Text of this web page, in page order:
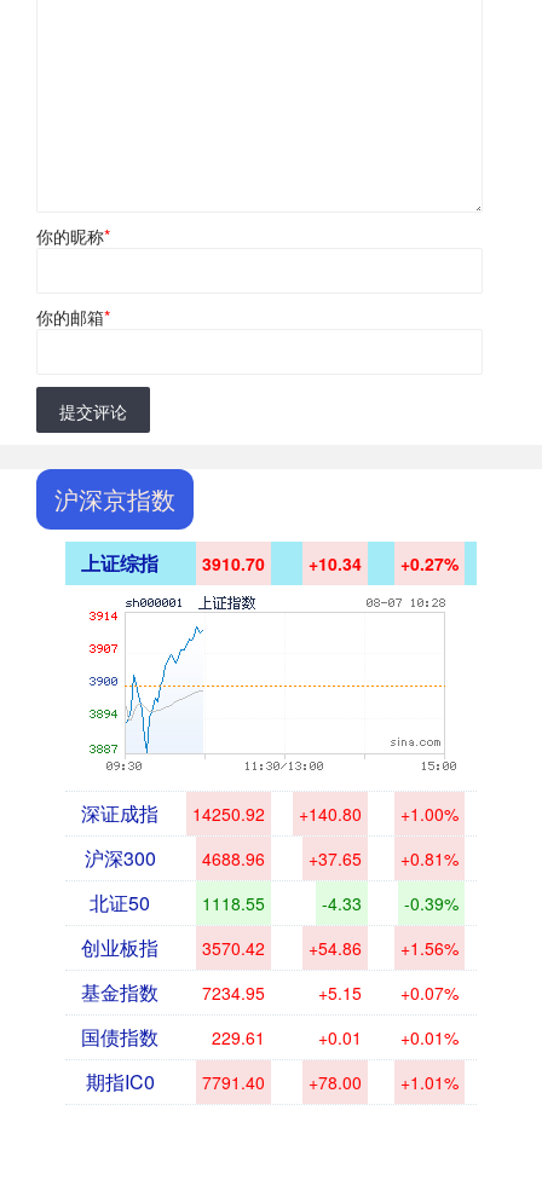
你的昵称*
你的邮箱*
提交评论
沪深京指数
上证综指 3910.70 +10.34 +0.27%
深证成指 14250.92 +140.80 +1.00%
沪深300 4688.96 +37.65 +0.81%
北证50 1118.55 -4.33 -0.39%
创业板指 3570.42 +54.86 +1.56%
基金指数 7234.95 +5.15 +0.07%
国债指数 229.61 +0.01 +0.01%
期指IC0 7791.40 +78.00 +1.01%